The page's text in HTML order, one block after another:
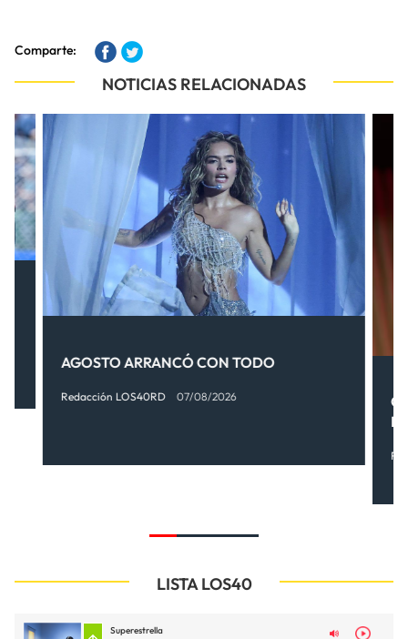
Comparte:
NOTICIAS RELACIONADAS
AGOSTO ARRANCÓ CON TODO
Redacción LOS40RD 07/08/2026
LISTA LOS40
Superestrella